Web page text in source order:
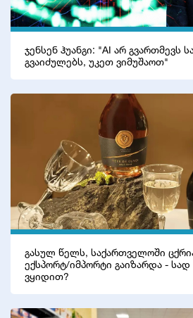
კონტაქტი
პოლიტიკა
საზოგადოება
ტექნოლოგიები
მსოფლიო
კულტურა
ჯენსენ ჰუანგი: "AI არ გვართმევს
გვაიძულებს, უკეთ ვიმუშაოთ"
გასულ წელს, საქართველოში
ექსპორტ/იმპორტი გაიზარდა -
ვყიდით?